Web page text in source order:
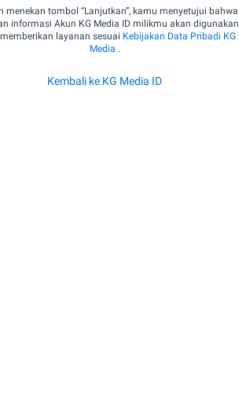
menekan tombol “Lanjutkan”, kamu menyetujui bahwa
informasi Akun KG Media ID milikmu akan digunakan
layanan sesuai Kebijakan Data Pribadi KG
Media .
Kembali ke KG Media ID